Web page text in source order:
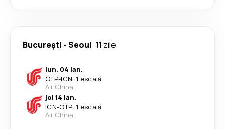
București -Seoul 11 zile
lun. 04 ian.
OTP-ICN· 1 escală
Air China
joi 14 ian.
ICN-OTP· 1 escală
Air China